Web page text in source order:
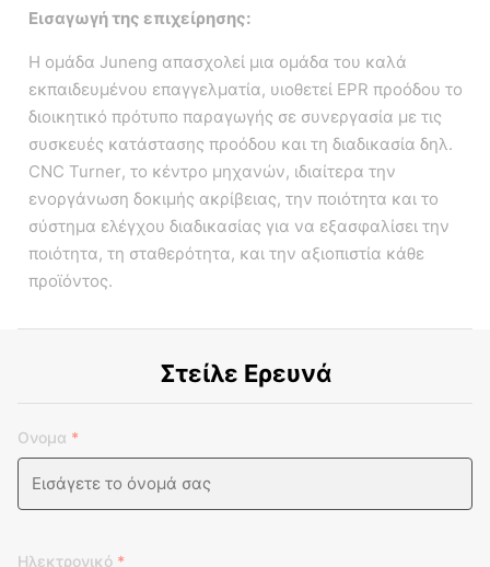
ικανότητα
KYDH204SD-
23
≥0.2
Εισαγωγή της επιχείρησης:
Η ομάδα Juneng απασχολεί μια ομάδα του καλά
εκπαιδευμένου επαγγελματία, υιοθετεί EPR προόδου το
διοικητικό πρότυπο παραγωγής σε συνεργασία με τις
συσκευές κατάστασης προόδου και τη διαδικασία δηλ.
CNC Turner, το κέντρο μηχανών, ιδιαίτερα την
ενοργάνωση δοκιμής ακρίβειας, την ποιότητα και το
σύστημα ελέγχου διαδικασίας για να εξασφαλίσει την
ποιότητα, τη σταθερότητα, και την αξιοπιστία κάθε
προϊόντος.
Στείλε Ερευνά
Ονομα *
Ηλεκτρονικό *